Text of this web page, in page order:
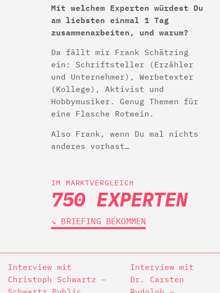
Mit welchem Experten würdest Du
am liebsten einmal 1 Tag
zusammenarbeiten, und warum?
Da fällt mir Frank Schätzing
ein: Schriftsteller (Erzähler
und Unternehmer), Werbetexter
(Kollege), Aktivist und
Hobbymusiker. Genug Themen für
eine Flasche Rotwein.
Also Frank, wenn Du mal nichts
anderes vorhast…
IM MARKTVERGLEICH
750 EXPERTEN
↘︎ BRIEFING BEKOMMEN
Interview mit
Christoph Schwartz –
Interview mit
Dr. Carsten